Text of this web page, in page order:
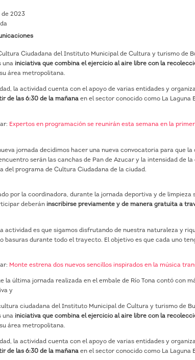
de 2023
Ciudadana del Instituto Municipal de Cultura y turismo de
una iniciativa que combina el ejercicio al aire libre con la
área metropolitana.
la actividad cuenta con el apoyo de varias entidades y
de las 6:30 de la mañana en el sector conocido como La
Expertos en programación se reunirán esta semana en la
jornada decidimos hacer una nueva convocatoria para que
serán las canchas de Pan de Azucar y la intensidad de
del programa de Cultura Ciudadana de la ciudad.
por la coordinadora, durante la jornada deportiva y de
deberán inscribirse previamente y de manera gratuita a
actividad es que sigamos disfrutando de nuestra naturaleza y
basuras durante todo el trayecto. El objetivo es que cada uno
Monte estrena dos nuevos sencillos inspirados en la música
la última jornada realizada en el embale de Río Tona contó con
y
ciudadana del Instituto Municipal de Cultura y turismo de
una iniciativa que combina el ejercicio al aire libre con la
área metropolitana.
la actividad cuenta con el apoyo de varias entidades y
de las 6:30 de la mañana en el sector conocido como La